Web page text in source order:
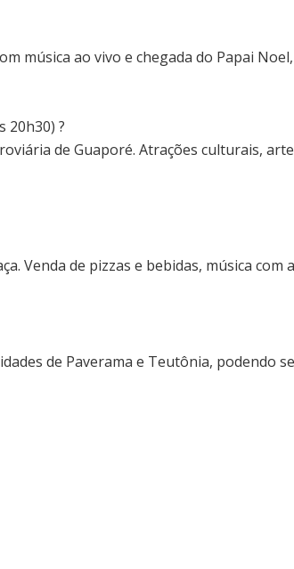
música ao vivo e chegada do Papai
20h30) ?
de Guaporé. Atrações culturais,
Venda de pizzas e bebidas, música
de Paverama e Teutônia,